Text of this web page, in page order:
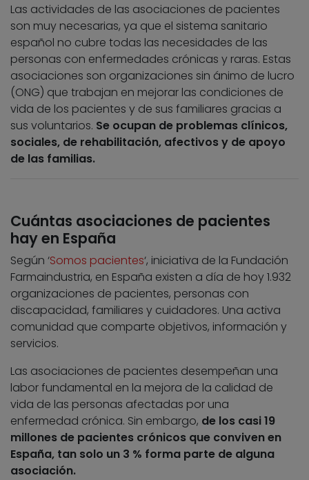
Las actividades de las asociaciones de pacientes
son muy necesarias, ya que el sistema sanitario
español no cubre todas las necesidades de las
personas con enfermedades crónicas y raras. Estas
asociaciones son organizaciones sin ánimo de lucro
(ONG) que trabajan en mejorar las condiciones de
vida de los pacientes y de sus familiares gracias a
sus voluntarios. Se ocupan de problemas clínicos,
sociales, de rehabilitación, afectivos y de apoyo
de las familias.
Cuántas asociaciones de pacientes
hay en España
Según ‘Somos pacientes‘, iniciativa de la Fundación
Farmaindustria, en España existen a día de hoy 1.932
organizaciones de pacientes, personas con
discapacidad, familiares y cuidadores. Una activa
comunidad que comparte objetivos, información y
servicios.
Las asociaciones de pacientes desempeñan una
labor fundamental en la mejora de la calidad de
vida de las personas afectadas por una
enfermedad crónica. Sin embargo, de los casi 19
millones de pacientes crónicos que conviven en
España, tan solo un 3 % forma parte de alguna
asociación.